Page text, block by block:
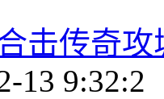
击传奇
13 9:32:2